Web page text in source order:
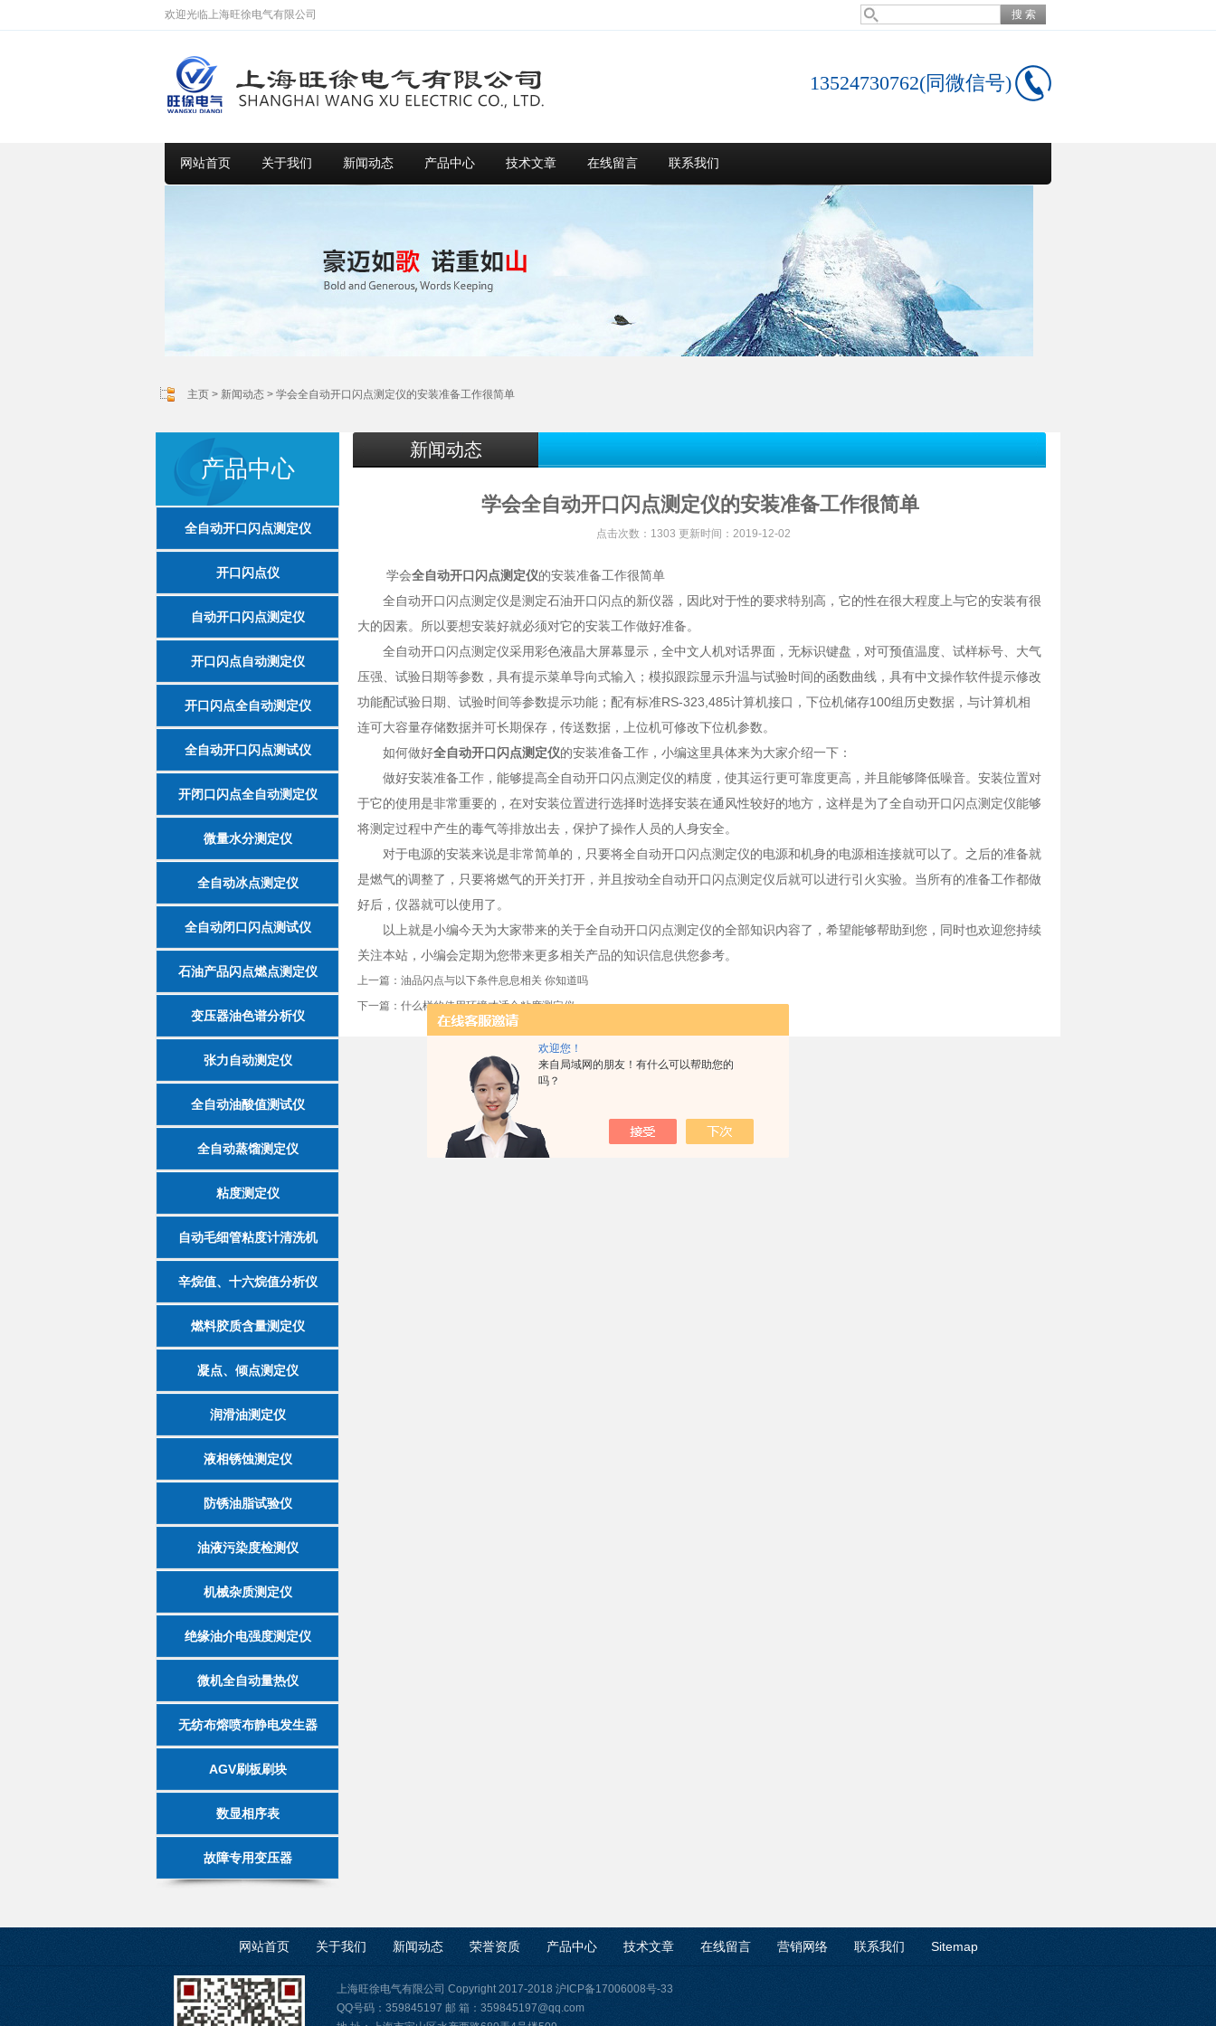
欢迎您！
来自局域网的朋友！有什么可以帮助您的
吗？
欢迎光临上海旺徐电气有限公司
13524730762(同微信号)
网站首页 关于我们 新闻动态 产品中心 技术文章 在线留言 联系我们
主页 > 新闻动态 > 学会全自动开口闪点测定仪的安装准备工作很简单
产品中心
全自动开口闪点测定仪
开口闪点仪
自动开口闪点测定仪
开口闪点自动测定仪
开口闪点全自动测定仪
全自动开口闪点测试仪
开闭口闪点全自动测定仪
微量水分测定仪
全自动冰点测定仪
全自动闭口闪点测试仪
石油产品闪点燃点测定仪
变压器油色谱分析仪
张力自动测定仪
全自动油酸值测试仪
全自动蒸馏测定仪
粘度测定仪
自动毛细管粘度计清洗机
辛烷值、十六烷值分析仪
燃料胶质含量测定仪
凝点、倾点测定仪
润滑油测定仪
液相锈蚀测定仪
防锈油脂试验仪
油液污染度检测仪
机械杂质测定仪
绝缘油介电强度测定仪
微机全自动量热仪
无纺布熔喷布静电发生器
AGV刷板刷块
数显相序表
故障专用变压器
新闻动态
学会全自动开口闪点测定仪的安装准备工作很简单
点击次数：1303 更新时间：2019-12-02
学会全自动开口闪点测定仪的安装准备工作很简单
全自动开口闪点测定仪是测定石油开口闪点的新仪器，因此对于性的要求特别高，它的性在很大程度上与它的安装有很
大的因素。所以要想安装好就必须对它的安装工作做好准备。
全自动开口闪点测定仪采用彩色液晶大屏幕显示，全中文人机对话界面，无标识键盘，对可预值温度、试样标号、大气
压强、试验日期等参数，具有提示菜单导向式输入；模拟跟踪显示升温与试验时间的函数曲线，具有中文操作软件提示修改
功能配试验日期、试验时间等参数提示功能；配有标准RS-323,485计算机接口，下位机储存100组历史数据，与计算机相
连可大容量存储数据并可长期保存，传送数据，上位机可修改下位机参数。
如何做好全自动开口闪点测定仪的安装准备工作，小编这里具体来为大家介绍一下：
做好安装准备工作，能够提高全自动开口闪点测定仪的精度，使其运行更可靠度更高，并且能够降低噪音。安装位置对
于它的使用是非常重要的，在对安装位置进行选择时选择安装在通风性较好的地方，这样是为了全自动开口闪点测定仪能够
将测定过程中产生的毒气等排放出去，保护了操作人员的人身安全。
对于电源的安装来说是非常简单的，只要将全自动开口闪点测定仪的电源和机身的电源相连接就可以了。之后的准备就
是燃气的调整了，只要将燃气的开关打开，并且按动全自动开口闪点测定仪后就可以进行引火实验。当所有的准备工作都做
好后，仪器就可以使用了。
以上就是小编今天为大家带来的关于全自动开口闪点测定仪的全部知识内容了，希望能够帮助到您，同时也欢迎您持续
关注本站，小编会定期为您带来更多相关产品的知识信息供您参考。
上一篇： 油品闪点与以下条件息息相关 你知道吗
下一篇： 什么样的使用环境才适合粘度测定仪
网站首页 关于我们 新闻动态 荣誉资质 产品中心 技术文章 在线留言 营销网络 联系我们 Sitemap
上海旺徐电气有限公司 Copyright 2017-2018 沪ICP备17006008号-33
QQ号码：359845197 邮 箱：359845197@qq.com